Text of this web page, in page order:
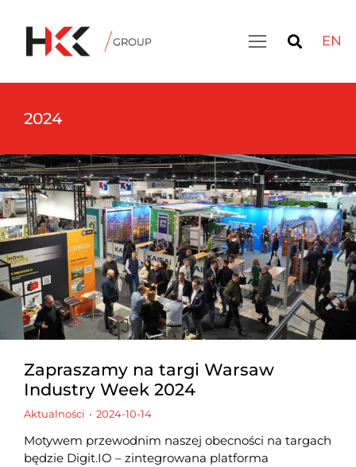
EN
2024
Zapraszamy na targi Warsaw
Industry Week 2024
Aktualności 2024-10-14
Motywem przewodnim naszej obecności na targach
będzie Digit.IO – zintegrowana platforma